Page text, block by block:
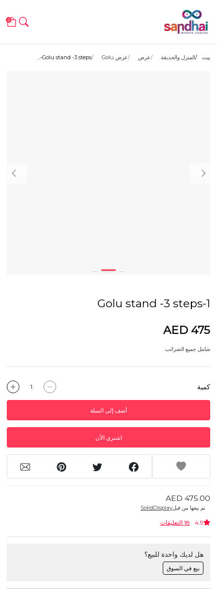
0
بيت المنزل والحديقة عرض عرض Golu Golu stand -3 steps-...
Golu stand -3 steps-1
AED 475
شامل جميع الضرائب
كمية
أضف إلى السلة
اشتري الآن
AED 475.00
تم بيعها من قبلSolidDisplay
4.9 18 التعليقات
هل لديك واحدة للبيع؟
بيع في السوق